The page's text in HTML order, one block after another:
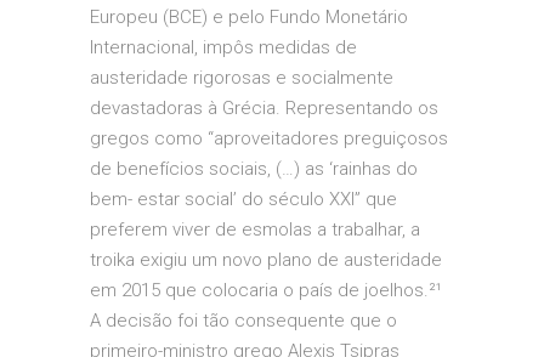
Europeu (BCE) e pelo Fundo Monetário
Internacional, impôs medidas de
austeridade rigorosas e socialmente
devastadoras à Grécia. Representando os
gregos como “aproveitadores preguiçosos
de benefícios sociais, (…) as ‘rainhas do
bem- estar social’ do século XXI” que
preferem viver de esmolas a trabalhar, a
troika exigiu um novo plano de austeridade
em 2015 que colocaria o país de joelhos.²¹
A decisão foi tão consequente que o
primeiro-ministro grego Alexis Tsipras